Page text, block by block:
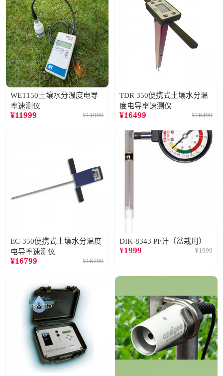
WET150土壤水分温度电导
率速测仪
¥11999 ¥11999
TDR 350便携式土壤水分温
度电导率速测仪
¥16499 ¥16499
EC-350便携式土壤水分温度
电导率速测仪
¥16799 ¥16799
DIK-8343 PF计（盆栽用）
¥1999 ¥1999